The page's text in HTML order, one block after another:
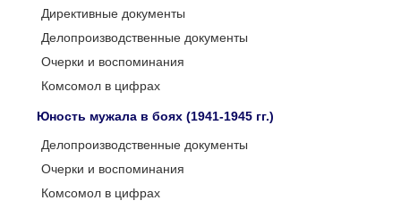
Директивные документы
Делопроизводственные документы
Очерки и воспоминания
Комсомол в цифрах
Юность мужала в боях (1941-1945 гг.)
Делопроизводственные документы
Очерки и воспоминания
Комсомол в цифрах